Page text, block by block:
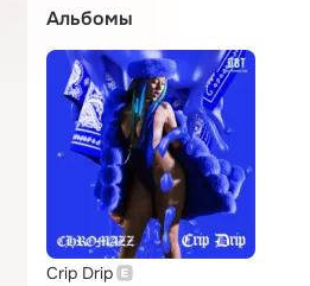
Альбомы
Crip Drip